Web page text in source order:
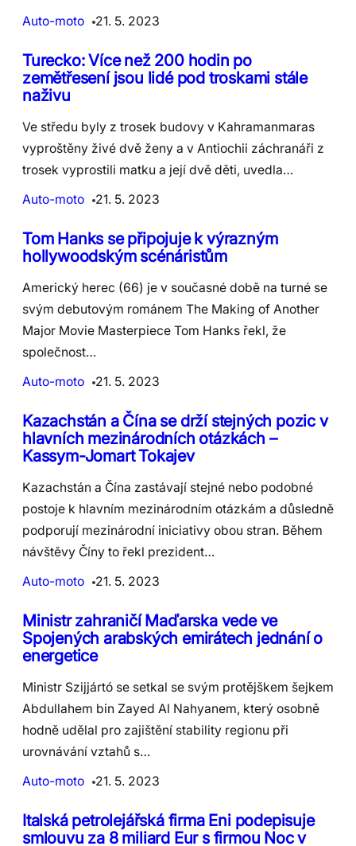
Auto-moto
21. 5. 2023
Turecko: Více než 200 hodin po
zemětřesení jsou lidé pod troskami stále
naživu
Ve středu byly z trosek budovy v Kahramanmaras
vyproštěny živé dvě ženy a v Antiochii záchranáři z
trosek vyprostili matku a její dvě děti, uvedla…
Auto-moto
21. 5. 2023
Tom Hanks se připojuje k výrazným
hollywoodským scénáristům
Americký herec (66) je v současné době na turné se
svým debutovým románem The Making of Another
Major Movie Masterpiece Tom Hanks řekl, že
společnost…
Auto-moto
21. 5. 2023
Kazachstán a Čína se drží stejných pozic v
hlavních mezinárodních otázkách –
Kassym-Jomart Tokajev
Kazachstán a Čína zastávají stejné nebo podobné
postoje k hlavním mezinárodním otázkám a důsledně
podporují mezinárodní iniciativy obou stran. Během
návštěvy Číny to řekl prezident…
Auto-moto
21. 5. 2023
Ministr zahraničí Maďarska vede ve
Spojených arabských emirátech jednání o
energetice
Ministr Szijjártó se setkal se svým protějškem šejkem
Abdullahem bin Zayed Al Nahyanem, který osobně
hodně udělal pro zajištění stability regionu při
urovnávání vztahů s…
Auto-moto
21. 5. 2023
Italská petrolejářská firma Eni podepisuje
smlouvu za 8 miliard Eur s firmou Noc v